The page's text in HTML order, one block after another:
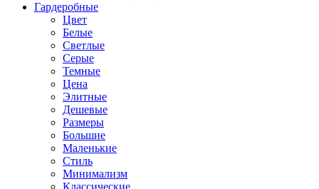
Гардеробные
Цвет
Белые
Светлые
Серые
Темные
Цена
Элитные
Дешевые
Размеры
Большие
Маленькие
Стиль
Минимализм
Классические